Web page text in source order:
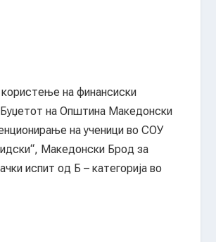
користење на финансиски
на Општина Македонски
на ученици во СОУ
Македонски Брод за
испит од Б – категорија во